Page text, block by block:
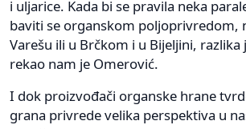
i uljarice. Kada bi se pravila neka
baviti se organskom poljoprivredom,
Varešu ili u Brčkom i u Bijeljini,
rekao nam je Omerović.
I dok proizvođači organske hrane
grana privrede velika perspektiva u